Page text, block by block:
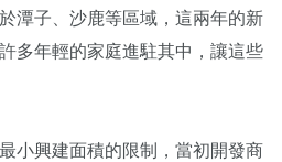
潭子、沙鹿等區域，這兩年的新
多年輕的家庭進駐其中，讓這些
小興建面積的限制，當初開發商